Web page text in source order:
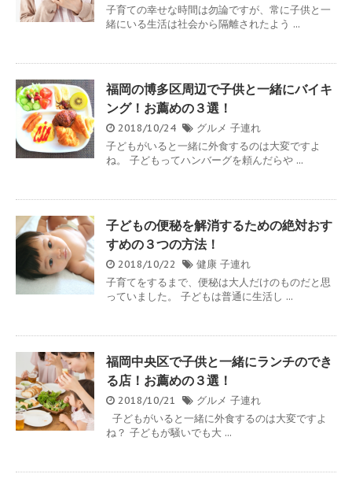
子育ての幸せな時間は勿論ですが、常に子供と一
緒にいる生活は社会から隔離されたよう ...
福岡の博多区周辺で子供と一緒にバイキ
ング！お薦めの３選！
2018/10/24 グルメ 子連れ
子どもがいると一緒に外食するのは大変ですよ
ね。 子どもってハンバーグを頼んだらや ...
子どもの便秘を解消するための絶対おす
すめの３つの方法！
2018/10/22 健康 子連れ
子育てをするまで、便秘は大人だけのものだと思
っていました。 子どもは普通に生活し ...
福岡中央区で子供と一緒にランチのでき
る店！お薦めの３選！
2018/10/21 グルメ 子連れ
子どもがいると一緒に外食するのは大変ですよ
ね？ 子どもが騒いでも大 ...